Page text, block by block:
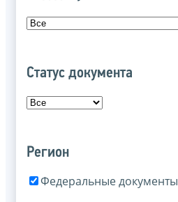
Статус документа
Регион
Федеральные документы